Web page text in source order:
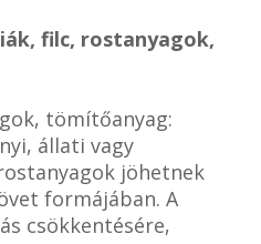
filc, rostanyagok,
tömítőanyag:
állati vagy
jöhetnek
formájában. A
csökkentésére,